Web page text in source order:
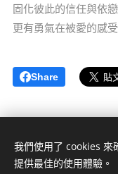
固化彼此的信任與依
更有勇氣在被愛的感
Share
我們使用了 cookies 來
提供最佳的使用體驗。